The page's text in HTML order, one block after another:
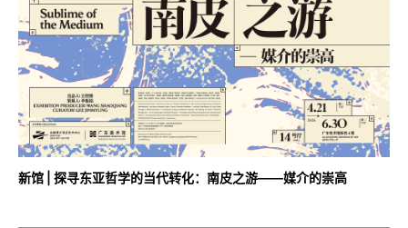
新馆 | 探寻东亚哲学的当代转化：南皮之游——媒介的崇高